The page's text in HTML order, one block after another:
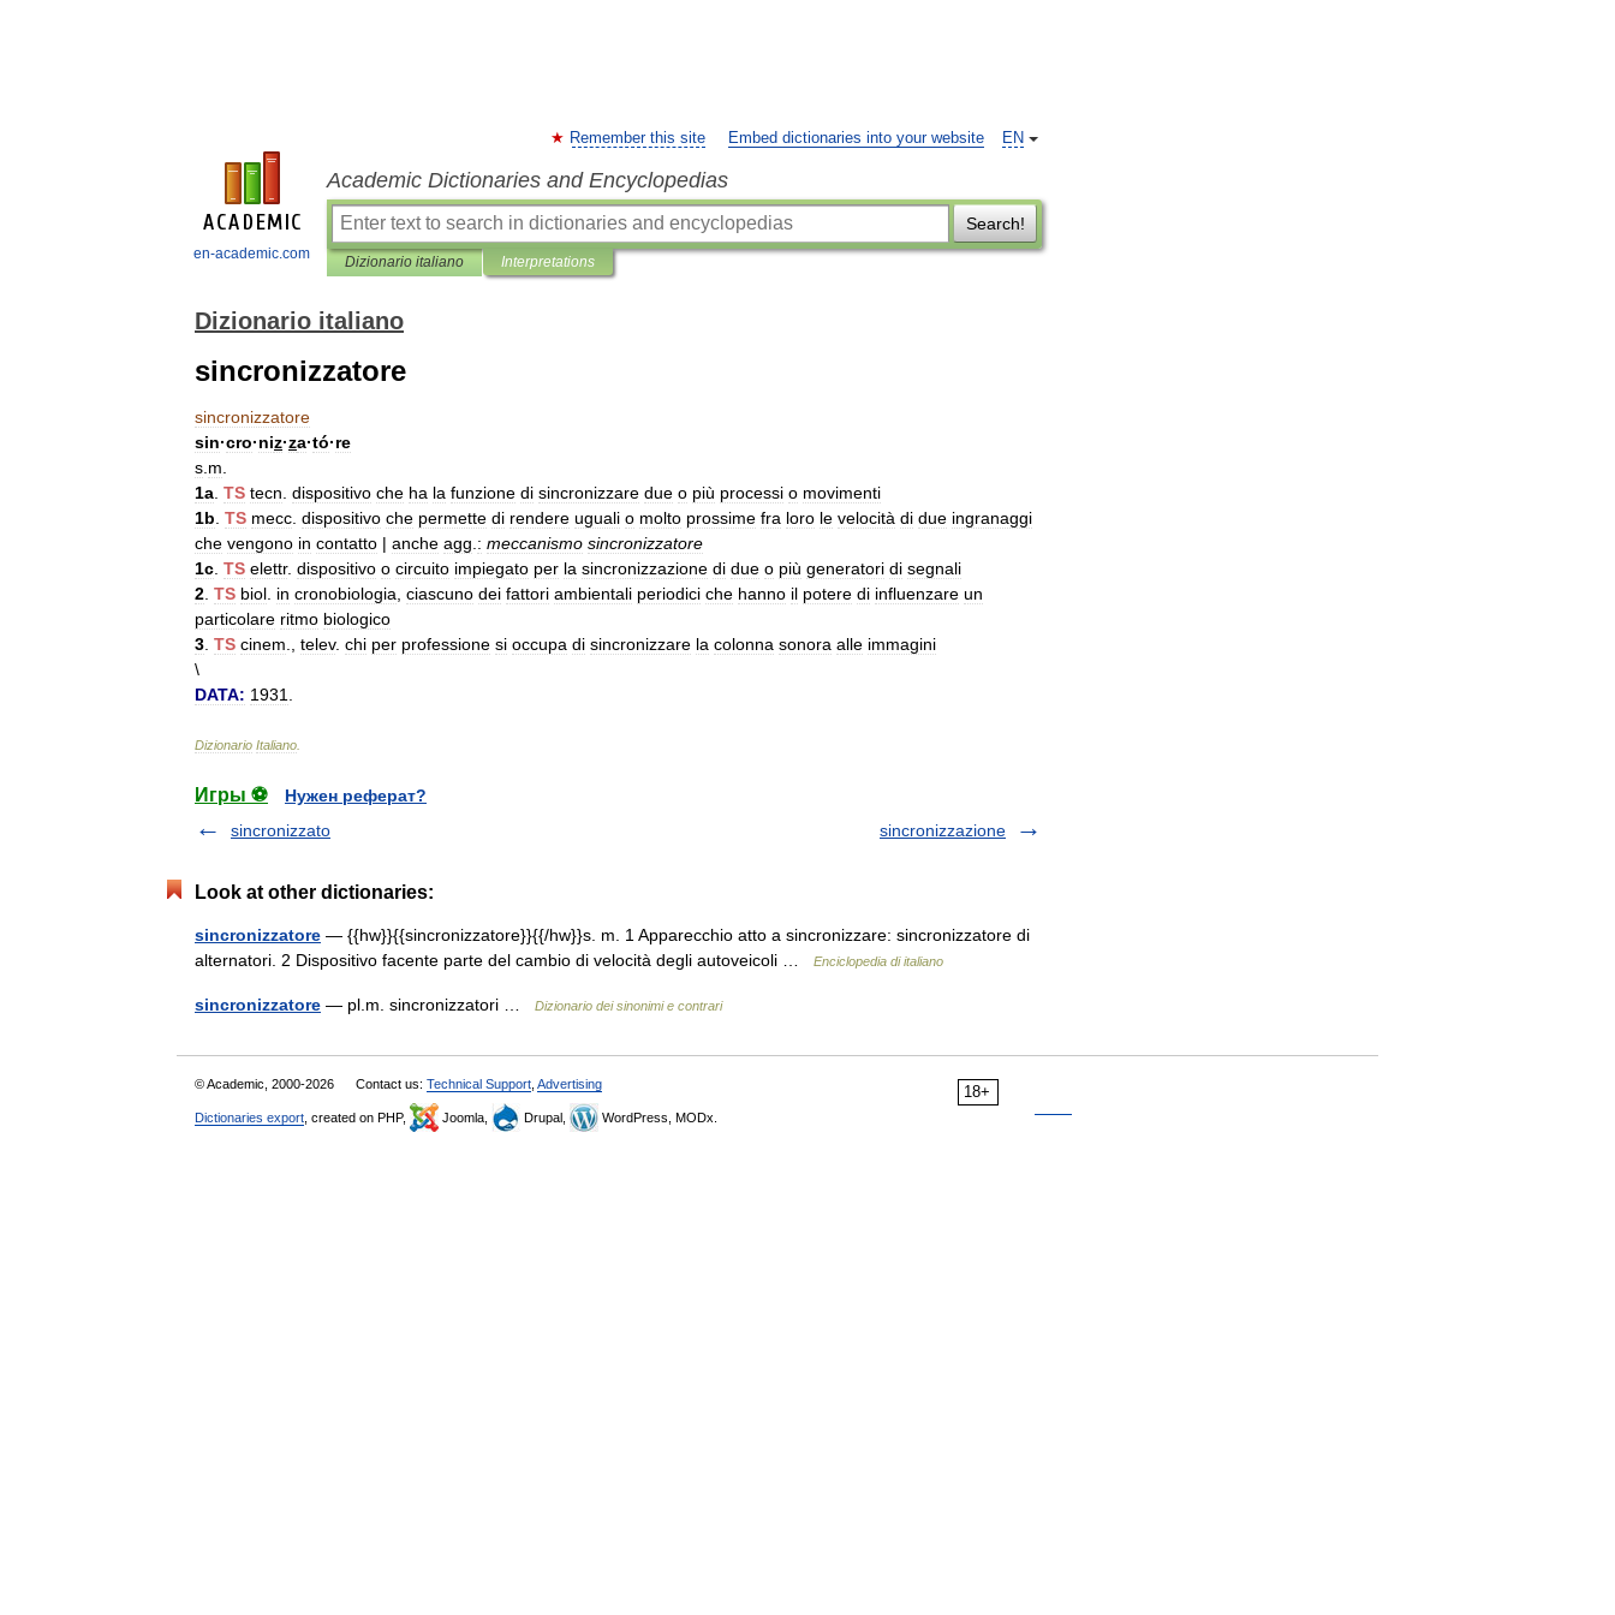
en-academic.com
EN
Remember this site Embed dictionaries into your website
Academic Dictionaries and Encyclopedias
Search!
Dizionario italiano Interpretations
Dizionario italiano
sincronizzatore
sincronizzatore
sin·cro·niz·za·tó·re
s m
1a TS tecn dispositivo che ha la funzione di sincronizzare due o più processi o movimenti
1b TS mecc dispositivo che permette di rendere uguali o molto prossime fra loro le velocità di due ingranaggi
che vengono in contatto | anche agg : meccanismo sincronizzatore
1c TS elettr. dispositivo o circuito impiegato per la sincronizzazione di due o più generatori di segnali
2 TS biol in cronobiologia ciascuno dei fattori ambientali periodici che hanno il potere di influenzare un
particolare ritmo biologico
3 TS cinem telev. chi per professione si occupa di sincronizzare la colonna sonora alle immagini
\
DATA: 1931
Dizionario Italiano
Игры ⚽
Нужен реферат?
sincronizzato
sincronizzazione
Look at other dictionaries:
sincronizzatore — {{hw}}{{sincronizzatore}}{{/hw}}s. m. 1 Apparecchio atto a sincronizzare: sincronizzatore di
alternatori. 2 Dispositivo facente parte del cambio di velocità degli autoveicoli …
Enciclopedia di italiano
sincronizzatore — pl.m. sincronizzatori … Dizionario dei sinonimi e contrari
18+
© Academic, 2000-2026 Contact us: Technical Support Advertising
Dictionaries export , created on PHP, Joomla, Drupal, WordPress, MODx.